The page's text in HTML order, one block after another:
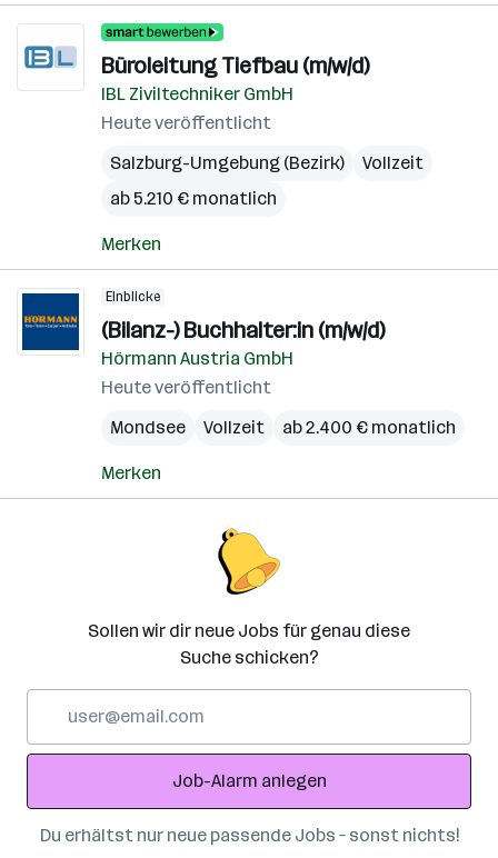
Büroleitung Tiefbau (m/w/d)
IBL Ziviltechniker GmbH
Heute veröffentlicht
Salzburg-Umgebung (Bezirk)
Vollzeit
ab 5.210 € monatlich
Merken
Einblicke
(Bilanz-) Buchhalter:in (m/w/d)
Hörmann Austria GmbH
Heute veröffentlicht
Mondsee
Vollzeit ab 2.400 € monatlich
Merken
Sollen wir dir neue Jobs für genau diese
Suche schicken?
Adresse
Job-Alarm anlegen
Du erhältst nur neue passende Jobs – sonst nichts!